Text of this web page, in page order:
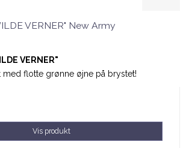
VERNER" New Army
VERNER"
med flotte grønne øjne på brystet!
Vis produkt